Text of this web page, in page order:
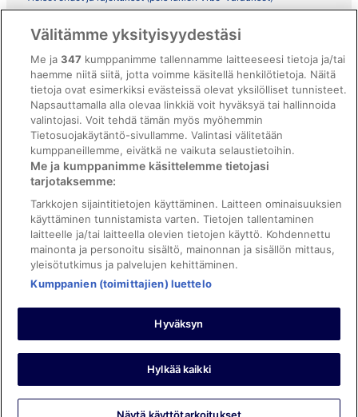
ebookers BONUS+ -ohjelman ehdot
Oikeudelliset tiedot / ota meihin yhteyttä
Sisältövaatimukset ja ilmoituksen tekeminen sisällöstä
Tuki
Ota yhteyttä
Varauksen muuttaminen tai peruuttaminen
Varaa lento lentoyhtiön hyvityskupongeilla
Hyvityksen hakeminen ja aikarajat
©2026 Expedia, Inc., Expedia Groupin yritys. Kaikki oikeudet
pidätetään. ebookers ja ebookersin logo ovat Expedia, Inc.:n
tavaramerkkejä tai rekisteröityjä tavaramerkkejä.
Välitämme yksityisyydestäsi
Me ja347 kumppanimme tallennamme laitteeseesi tietoja ja/tai
haemme niitä siitä, jotta voimme käsitellä henkilötietoja. Näitä
tietoja ovat esimerkiksi evästeissä olevat yksilölliset tunnisteet.
Napsauttamalla alla olevaa linkkiä voit hyväksyä tai hallinnoida
valintojasi. Voit tehdä tämän myös myöhemmin
Tietosuojakäytäntö-sivullamme. Valintasi välitetään
kumppaneillemme, eivätkä ne vaikuta selaustietoihin.
Me ja kumppanimme käsittelemme tietojasi
tarjotaksemme:
Tarkkojen sijaintitietojen käyttäminen. Laitteen ominaisuuksien
käyttäminen tunnistamista varten. Tietojen tallentaminen
laitteelle ja/tai laitteella olevien tietojen käyttö. Kohdennettu
mainonta ja personoitu sisältö, mainonnan ja sisällön mittaus,
yleisötutkimus ja palvelujen kehittäminen.
Kumppanien (toimittajien) luettelo
Hyväksyn
Hylkää kaikki